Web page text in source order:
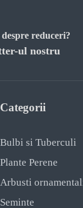
reduceri?
ul nostru
Categorii
Bulbi si Tuberculi
Plante Perene
Arbusti
Seminte